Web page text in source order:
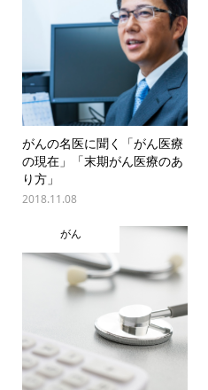
がんの名医に聞く「がん医療
の現在」「末期がん医療のあ
り方」
2018.11.08
がん